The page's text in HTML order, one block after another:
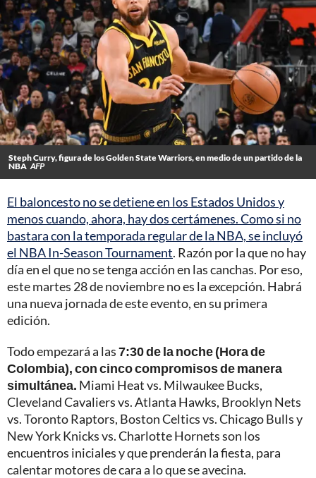
Steph Curry, figura de los Golden State Warriors, en medio de un partido de la
NBA AFP
El baloncesto no se detiene en los Estados Unidos y
menos cuando, ahora, hay dos certámenes. Como si no
bastara con la temporada regular de la NBA, se incluyó
el NBA In-Season Tournament. Razón por la que no hay
día en el que no se tenga acción en las canchas. Por eso,
este martes 28 de noviembre no es la excepción. Habrá
una nueva jornada de este evento, en su primera
edición.
Todo empezará a las7:30 de la noche (Hora de
Colombia), con cinco compromisos de manera
simultánea. Miami Heat vs. Milwaukee Bucks,
Cleveland Cavaliers vs. Atlanta Hawks, Brooklyn Nets
vs. Toronto Raptors, Boston Celtics vs. Chicago Bulls y
New York Knicks vs. Charlotte Hornets son los
encuentros iniciales y que prenderán la fiesta, para
calentar motores de cara a lo que se avecina.